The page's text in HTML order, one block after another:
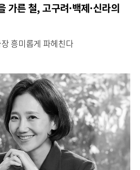
가른 철, 고구려·백제·신라의
흥미롭게 파헤친다